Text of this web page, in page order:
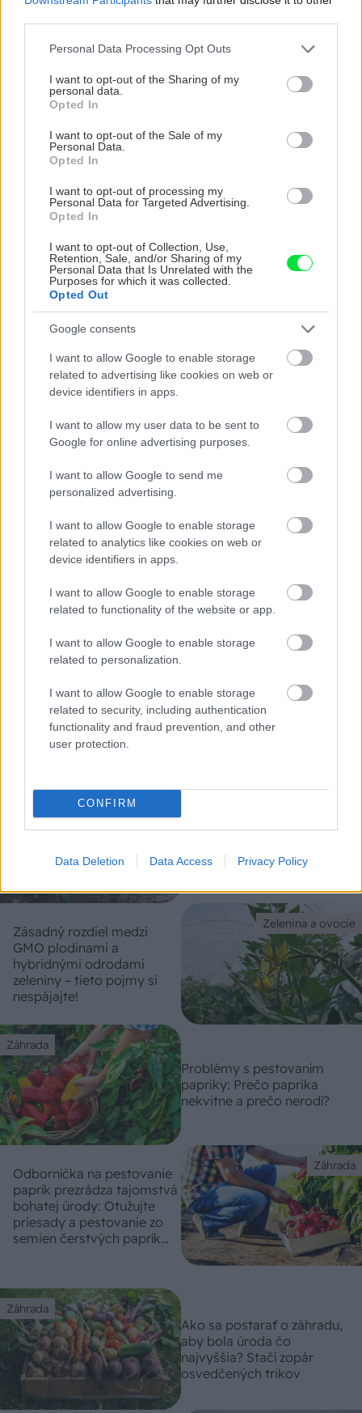
Please note that this website/app uses one or more Google
not limited to your visit or usage behaviour. You may click to
grant or deny consent to Google and its third-party tags to
use your data for below specified purposes in below Google
consent section.
Personal Data Processing Opt Outs
I want to opt-out of the Sharing of my
personal data.
Opted In
I want to opt-out of the Sale of my
Personal Data.
Opted In
I want to opt-out of processing my
Personal Data for Targeted Advertising.
Opted In
I want to opt-out of Collection, Use,
Retention, Sale, and/or Sharing of my
Personal Data that Is Unrelated with the
Purposes for which it was collected.
Opted Out
Google consents
I want to allow Google to enable storage
related to advertising like cookies on web or
device identifiers in apps.
I want to allow my user data to be sent to
Google for online advertising purposes.
I want to allow Google to send me
personalized advertising.
I want to allow Google to enable storage
related to analytics like cookies on web or
device identifiers in apps.
I want to allow Google to enable storage
related to functionality of the website or app.
I want to allow Google to enable storage
related to personalization.
I want to allow Google to enable storage
related to security, including authentication
functionality and fraud prevention, and other
user protection.
CONFIRM
Data Deletion Data Access Privacy Policy
Trvalky, ktoré znesú sucho a teplo? Tieto
vysaďte na miesta, na ktoré slnko svieti celý
5 trvaliek s panašovanými listami, ktoré dodajú
vášmu záhonu celosezónny šmrnc
Zelenina a ovocie
paprika je tohtoročným
hitom pestovateľov! Čo
potrebujete vedieť o jej
Viete, kedy oberať papriku?
Ako zistíte, že je naozaj
Zelenina a ovocie
Výsadba priesad papriky a
Zelenina a ovocie
Zásadný rozdiel medzi
GMO plodinami a
hybridnými odrodami
zeleniny – tieto pojmy si
nespájajte!
Záhrada
Problémy s pestovaním
papriky: Prečo paprika
nekvitne a prečo nerodí?
Záhrada
Odborníčka na pestovanie
paprík prezrádza tajomstvá
bohatej úrody: Otužujte
priesady a pestovanie zo
semien čerstvých paprík
Záhrada
Ako sa postarať o záhradu,
aby bola úroda čo
najvyššia? Stačí zopár
osvedčených trikov